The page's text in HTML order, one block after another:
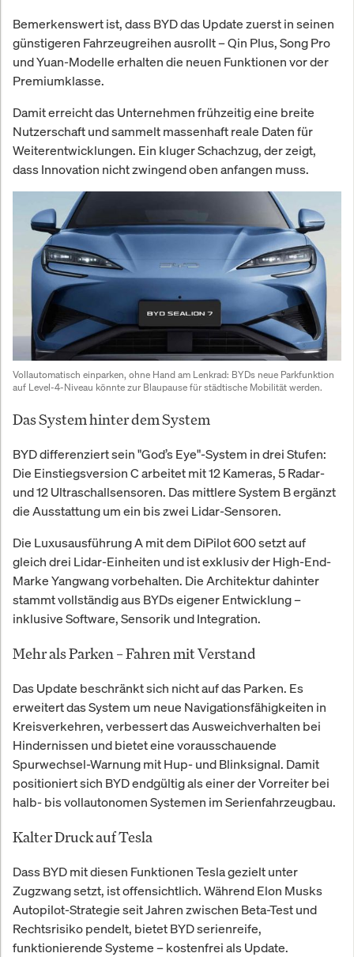
Bemerkenswert ist, dass BYD das Update zuerst in seinen
günstigeren Fahrzeugreihen ausrollt – Qin Plus, Song Pro
und Yuan-Modelle erhalten die neuen Funktionen vor der
Premiumklasse.
Damit erreicht das Unternehmen frühzeitig eine breite
Nutzerschaft und sammelt massenhaft reale Daten für
Weiterentwicklungen. Ein kluger Schachzug, der zeigt,
dass Innovation nicht zwingend oben anfangen muss.
Vollautomatisch einparken, ohne Hand am Lenkrad: BYDs neue Parkfunktion
auf Level-4-Niveau könnte zur Blaupause für städtische Mobilität werden.
Das System hinter dem System
BYD differenziert sein "God’s Eye"-System in drei Stufen:
Die Einstiegsversion C arbeitet mit 12 Kameras, 5 Radar-
und 12 Ultraschallsensoren. Das mittlere System B ergänzt
die Ausstattung um ein bis zwei Lidar-Sensoren.
Die Luxusausführung A mit dem DiPilot 600 setzt auf
gleich drei Lidar-Einheiten und ist exklusiv der High-End-
Marke Yangwang vorbehalten. Die Architektur dahinter
stammt vollständig aus BYDs eigener Entwicklung –
inklusive Software, Sensorik und Integration.
Mehr als Parken – Fahren mit Verstand
Das Update beschränkt sich nicht auf das Parken. Es
erweitert das System um neue Navigationsfähigkeiten in
Kreisverkehren, verbessert das Ausweichverhalten bei
Hindernissen und bietet eine vorausschauende
Spurwechsel-Warnung mit Hup- und Blinksignal. Damit
positioniert sich BYD endgültig als einer der Vorreiter bei
halb- bis vollautonomen Systemen im Serienfahrzeugbau.
Kalter Druck auf Tesla
Dass BYD mit diesen Funktionen Tesla gezielt unter
Zugzwang setzt, ist offensichtlich. Während Elon Musks
Autopilot-Strategie seit Jahren zwischen Beta-Test und
Rechtsrisiko pendelt, bietet BYD serienreife,
funktionierende Systeme – kostenfrei als Update.